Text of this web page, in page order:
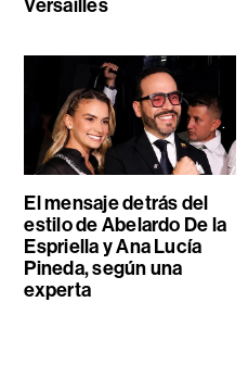
Versailles
El mensaje detrás del
estilo de Abelardo De la
Espriella y Ana Lucía
Pineda, según una
experta